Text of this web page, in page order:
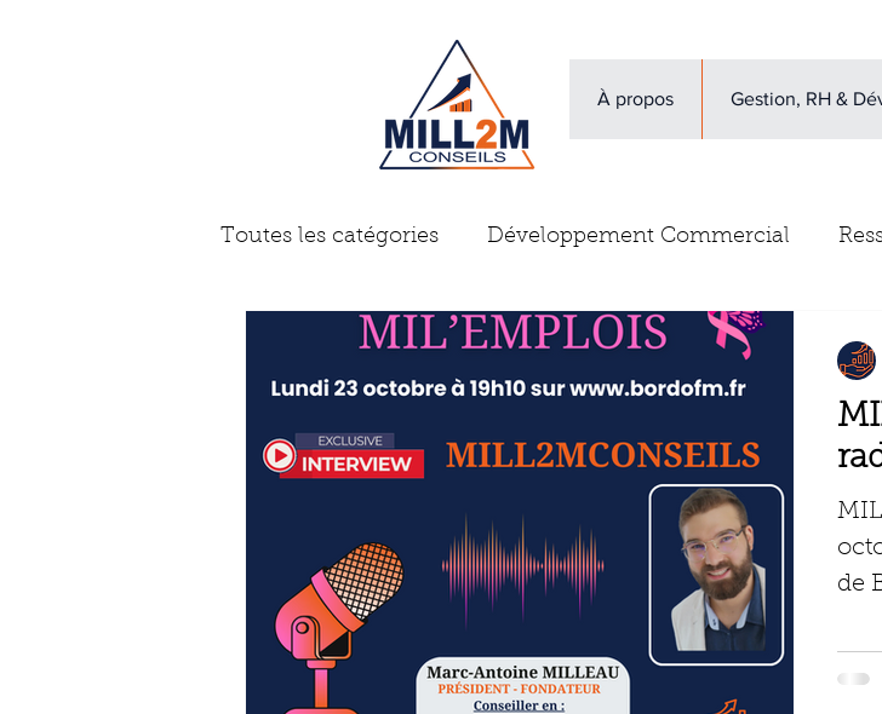
À propos Gestion, RH &
Toutes les catégories Développement Commercial
Gestion d'entreprise Avis clients Newsletter
Problème des dirigeants
de